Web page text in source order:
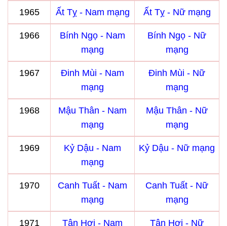
1965 Ất Tỵ - Nam mạng Ất Tỵ - Nữ mạng
1966
Bính Ngọ - Nam
mạng
Bính Ngọ - Nữ
mạng
1967
Đinh Mùi - Nam
mạng
Đinh Mùi - Nữ
mạng
1968
Mậu Thân - Nam
mạng
Mậu Thân - Nữ
mạng
1969
Kỷ Dậu - Nam
mạng
Kỷ Dậu - Nữ mạng
1970
Canh Tuất - Nam
mạng
Canh Tuất - Nữ
mạng
1971 Tân Hợi - Nam Tân Hợi - Nữ